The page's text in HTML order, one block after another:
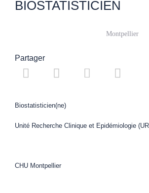
BIOSTATISTICIEN
Montpellier
Partager
Biostatisticien(ne)
Unité Recherche Clinique et Epidémiologie
CHU Montpellier